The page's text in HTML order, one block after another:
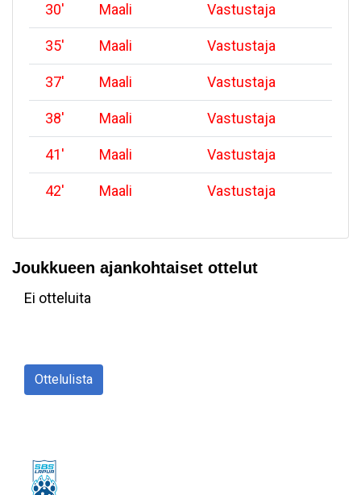
30' Maali Vastustaja
35' Maali Vastustaja
37' Maali Vastustaja
38' Maali Vastustaja
41' Maali Vastustaja
42' Maali Vastustaja
Joukkueen ajankohtaiset ottelut
Ei otteluita
Ottelulista